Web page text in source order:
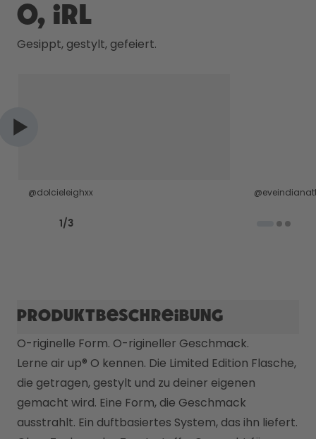
O, IRL
Gesippt, gestylt, gefeiert.
@dolcieleighxx
1 /3
Produktbeschreibung
O-riginelle Form. O-rigineller Geschmack.
Lerne air up® O kennen. Die Limited Edition Flasche,
die getragen, gestylt und zu deiner eigenen
gemacht wird. Eine Form, die Geschmack
ausstrahlt. Ein duftbasiertes System, das ihn liefert.